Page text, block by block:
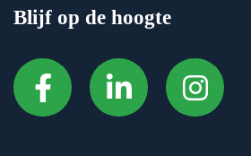
Blijf op de hoogte